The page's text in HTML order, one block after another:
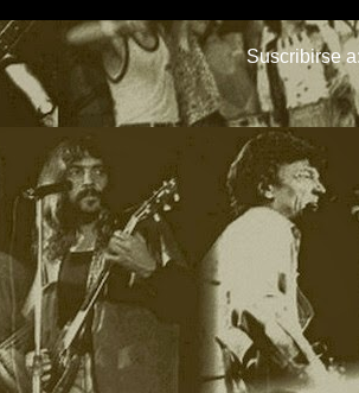
Suscribirse a: